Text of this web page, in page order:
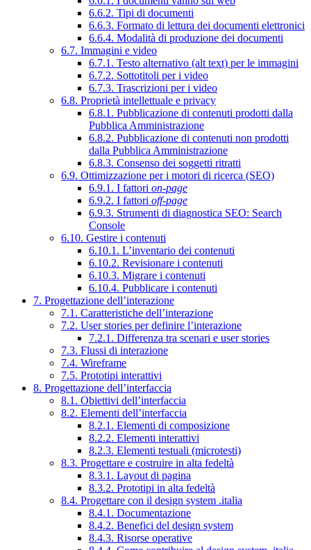
6.6.2. Tipi di documenti
6.6.3. Formato di lettura dei documenti elettronici
6.6.4. Modalità di produzione dei documenti
6.7. Immagini e video
6.7.1. Testo alternativo (alt text) per le immagini
6.7.2. Sottotitoli per i video
6.7.3. Trascrizioni per i video
6.8. Proprietà intellettuale e privacy
6.8.1. Pubblicazione di contenuti prodotti dalla
Pubblica Amministrazione
6.8.2. Pubblicazione di contenuti non prodotti
dalla Pubblica Amministrazione
6.8.3. Consenso dei soggetti ritratti
6.9. Ottimizzazione per i motori di ricerca (SEO)
6.9.1. I fattori on-page
6.9.2. I fattori off-page
6.9.3. Strumenti di diagnostica SEO: Search
Console
6.10. Gestire i contenuti
6.10.1. L’inventario dei contenuti
6.10.2. Revisionare i contenuti
6.10.3. Migrare i contenuti
6.10.4. Pubblicare i contenuti
7. Progettazione dell’interazione
7.1. Caratteristiche dell’interazione
7.2. User stories per definire l’interazione
7.2.1. Differenza tra scenari e user stories
7.3. Flussi di interazione
7.4. Wireframe
7.5. Prototipi interattivi
8. Progettazione dell’interfaccia
8.1. Obiettivi dell’interfaccia
8.2. Elementi dell’interfaccia
8.2.1. Elementi di composizione
8.2.2. Elementi interattivi
8.2.3. Elementi testuali (microtesti)
8.3. Progettare e costruire in alta fedeltà
8.3.1. Layout di pagina
8.3.2. Prototipi in alta fedeltà
8.4. Progettare con il design system .italia
8.4.1. Documentazione
8.4.2. Benefici del design system
8.4.3. Risorse operative